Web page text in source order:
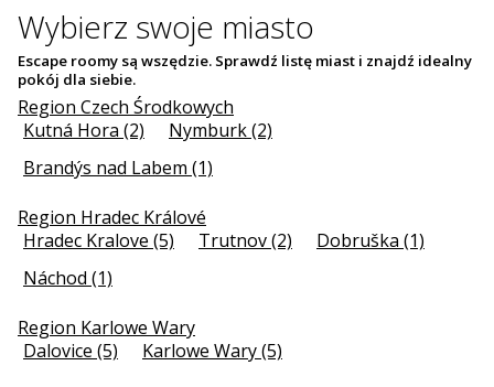
Wybierz swoje miasto
Escape roomy są wszędzie. Sprawdź listę miast i znajdź idealny
pokój dla siebie.
Region Czech Środkowych
Kutná Hora (2)
Nymburk (2)
Brandýs nad Labem (1)
Region Hradec Králové
Hradec Kralove (5)
Trutnov (2)
Dobruška (1)
Náchod (1)
Region Karlowe Wary
Dalovice (5)
Karlowe Wary (5)